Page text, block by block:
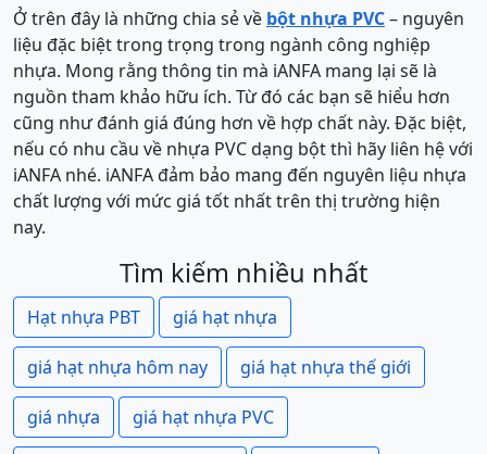
Ở trên đây là những chia sẻ về bột nhựa PVC– nguyên
liệu đặc biệt trong trọng trong ngành công nghiệp
nhựa. Mong rằng thông tin mà iANFA mang lại sẽ là
nguồn tham khảo hữu ích. Từ đó các bạn sẽ hiểu hơn
cũng như đánh giá đúng hơn về hợp chất này. Đặc biệt,
nếu có nhu cầu về nhựa PVC dạng bột thì hãy liên hệ với
iANFA nhé. iANFA đảm bảo mang đến nguyên liệu nhựa
chất lượng với mức giá tốt nhất trên thị trường hiện
nay.
Tìm kiếm nhiều nhất
Hạt nhựa PBT giá hạt nhựa
giá hạt nhựa hôm nay giá hạt nhựa thế giới
giá nhựa giá hạt nhựa PVC